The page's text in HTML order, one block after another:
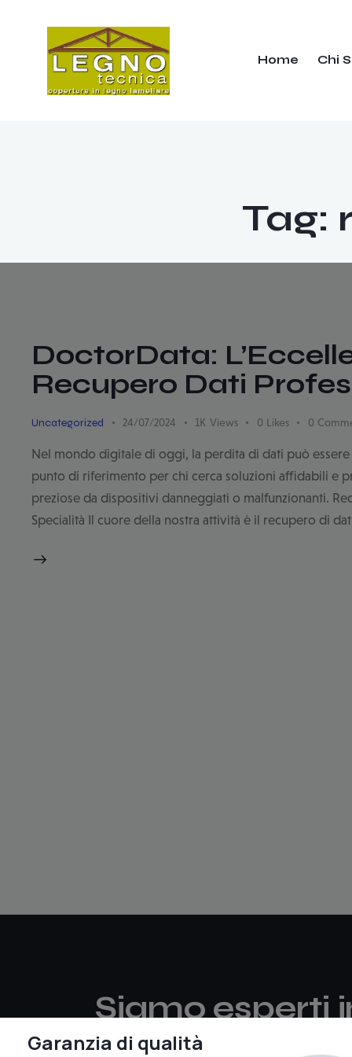
Home Chi
Tag:
DoctorData:
Recupero Dati
Uncategorized 24/07/2024 1K Views 0 Likes 0
Nel mondo digitale di oggi, la perdita di dati può
punto di riferimento per chi cerca soluzioni affidabili e
preziose da dispositivi danneggiati o malfunzionanti.
Specialità Il cuore della nostra attività è il recupero di
Siamo esperti
Strutture di
Garanzia di qualità